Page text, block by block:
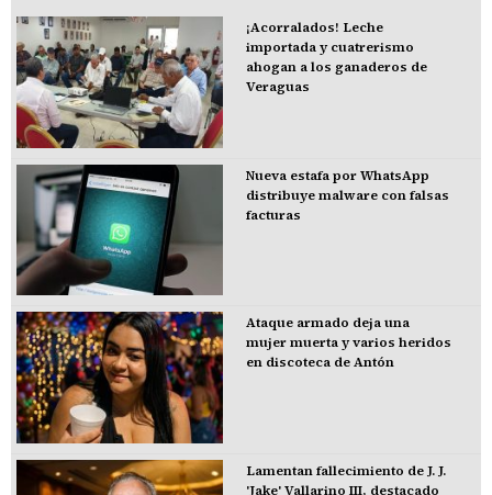
¡Acorralados! Leche
importada y cuatrerismo
ahogan a los ganaderos de
Veraguas
Nueva estafa por WhatsApp
distribuye malware con falsas
facturas
Ataque armado deja una
mujer muerta y varios heridos
en discoteca de Antón
Lamentan fallecimiento de J. J.
'Jake' Vallarino III, destacado